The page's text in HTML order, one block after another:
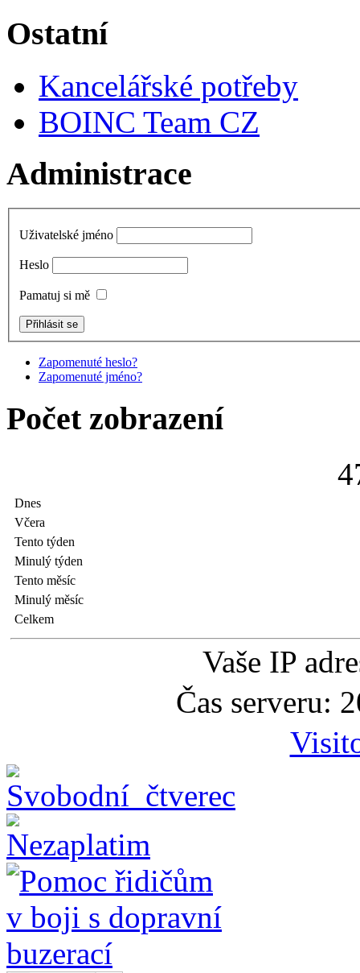
Ostatní
Kancelářské potřeby
BOINC Team CZ
Administrace
Uživatelské jméno
Heslo
Pamatuj si mě
Zapomenuté heslo?
Zapomenuté jméno?
Počet zobrazení
4
Dnes
Včera
Tento týden
Minulý týden
Tento měsíc
Minulý měsíc
Celkem
Vaše IP
Čas serveru: